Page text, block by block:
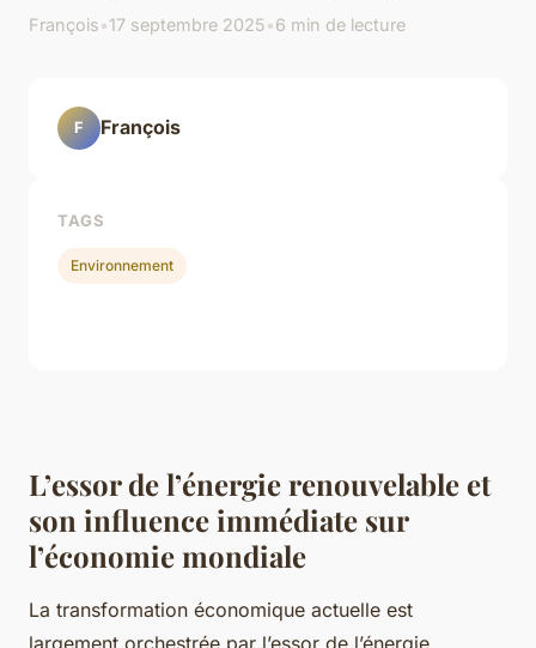
François•17 septembre 2025•6 min de lecture
L’essor de l’énergie renouvelable et
son influence immédiate sur
l’économie mondiale
La transformation économique actuelle est
F François
TAGS
Environnement